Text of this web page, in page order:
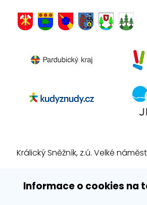
Informace o cookies na
Králický Sněžník, z.ú. Velké
E-mail: